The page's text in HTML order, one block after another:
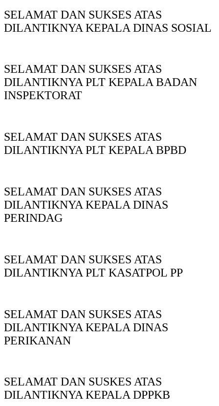
SELAMAT DAN SUKSES ATAS
DILANTIKNYA KEPALA DINAS SOSIAL
SELAMAT DAN SUKSES ATAS
DILANTIKNYA PLT KEPALA BADAN
INSPEKTORAT
SELAMAT DAN SUKSES ATAS
DILANTIKNYA PLT KEPALA BPBD
SELAMAT DAN SUKSES ATAS
DILANTIKNYA KEPALA DINAS
PERINDAG
SELAMAT DAN SUKSES ATAS
DILANTIKNYA PLT KASATPOL PP
SELAMAT DAN SUKSES ATAS
DILANTIKNYA KEPALA DINAS
PERIKANAN
SELAMAT DAN SUSKES ATAS
DILANTIKNYA KEPALA DPPKB